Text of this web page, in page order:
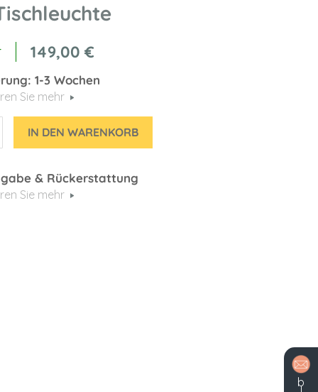
149,00 €
1-3 Wochen
Sie mehr
IN DEN WARENKORB
& Rückerstattung
Sie mehr
b